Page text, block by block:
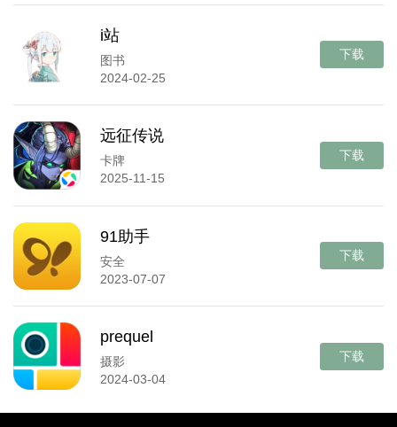
i站
图书
2024-02-25
下载
远征传说
卡牌
2025-11-15
下载
91助手
安全
2023-07-07
下载
prequel
摄影
2024-03-04
下载